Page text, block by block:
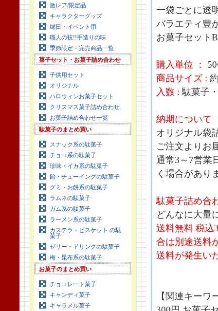
激レア/限定品
キャラクターグッズ
縁日・イベント用
職人の技!!手造りの味
季節限定・完売商品一覧
菓子セット・お菓子詰め合わせ
子供用セット
オリジナル
ハロウィンお菓子セット
クリスマス菓子詰め合わせ
お菓子詰め合わせ一覧
駄菓子のまとめ買い
スナック系の駄菓子
チョコ系の駄菓子
珍味・イカ系の駄菓子
飴・チューイングの駄菓子
グミ・お餅系の駄菓子
ラムネの駄菓子
ガム系の駄菓子
ラーメン系の駄菓子
カステラ・ビスケット の駄
菓子
ゼリー・ドリンクの駄菓子
梅・昆布系の駄菓子
お菓子のまとめ買い
チョコレート菓子
キャンディ菓子
キャラメル菓子
一袋ごとに透
バラエティ豊
お菓子セット
購入単位 ：
商品サイズ :
入数 : 駄菓子
納期について
オリジナル袋
ご注文よりお
通常3～7営業
く場合があり
駄菓子詰め合
どんなに大量
送料無料 税込
合は別途送料
送料が発生い
【関連キーワ